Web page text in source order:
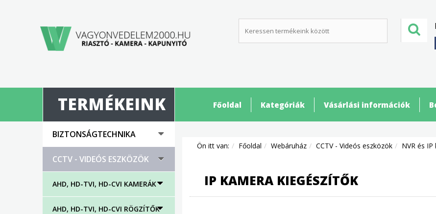
Főoldal Kategóriák Vásárlási információk
TERMÉKEINK
BIZTONSÁGTECHNIKA
CCTV - VIDEÓS ESZKÖZÖK
AHD, HD-TVI, HD-CVI KAMERÁK
AHD, HD-TVI, HD-CVI RÖGZÍTŐK
Ön itt van: Főoldal Webáruház CCTV - Videós eszközök NVR és
IP KAMERA KIEGÉSZÍTŐK